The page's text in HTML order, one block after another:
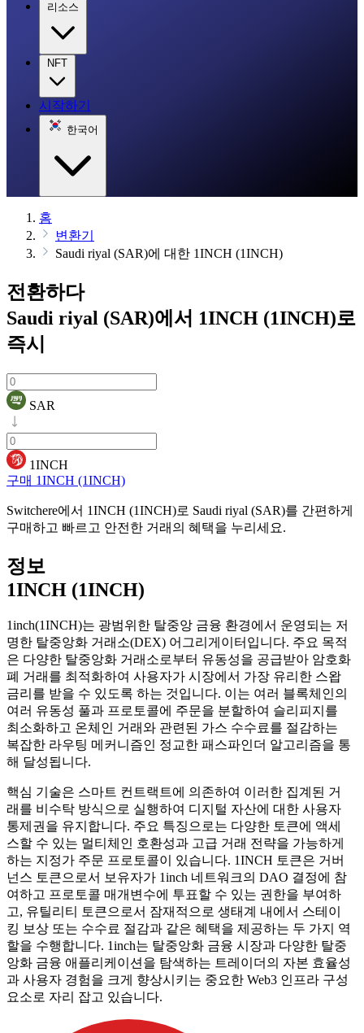
리소스
NFT
시작하기
한국어
홈
변환기
Saudi riyal (SAR)에 대한 1INCH (1INCH)
전환하다
Saudi riyal (SAR)에서 1INCH (1INCH)로
즉시
SAR
1INCH
구매 1INCH (1INCH)
Switchere에서 1INCH (1INCH)로 Saudi riyal (SAR)를 간편하게
구매하고 빠르고 안전한 거래의 혜택을 누리세요.
정보
1INCH (1INCH)
1inch(1INCH)는 광범위한 탈중앙 금융 환경에서 운영되는 저
명한 탈중앙화 거래소(DEX) 어그리게이터입니다. 주요 목적
은 다양한 탈중앙화 거래소로부터 유동성을 공급받아 암호화
폐 거래를 최적화하여 사용자가 시장에서 가장 유리한 스왑
금리를 받을 수 있도록 하는 것입니다. 이는 여러 블록체인의
여러 유동성 풀과 프로토콜에 주문을 분할하여 슬리피지를
최소화하고 온체인 거래와 관련된 가스 수수료를 절감하는
복잡한 라우팅 메커니즘인 정교한 패스파인더 알고리즘을 통
해 달성됩니다.
핵심 기술은 스마트 컨트랙트에 의존하여 이러한 집계된 거
래를 비수탁 방식으로 실행하여 디지털 자산에 대한 사용자
통제권을 유지합니다. 주요 특징으로는 다양한 토큰에 액세
스할 수 있는 멀티체인 호환성과 고급 거래 전략을 가능하게
하는 지정가 주문 프로토콜이 있습니다. 1INCH 토큰은 거버
넌스 토큰으로서 보유자가 1inch 네트워크의 DAO 결정에 참
여하고 프로토콜 매개변수에 투표할 수 있는 권한을 부여하
고, 유틸리티 토큰으로서 잠재적으로 생태계 내에서 스테이
킹 보상 또는 수수료 절감과 같은 혜택을 제공하는 두 가지 역
할을 수행합니다. 1inch는 탈중앙화 금융 시장과 다양한 탈중
앙화 금융 애플리케이션을 탐색하는 트레이더의 자본 효율성
과 사용자 경험을 크게 향상시키는 중요한 Web3 인프라 구성
요소로 자리 잡고 있습니다.